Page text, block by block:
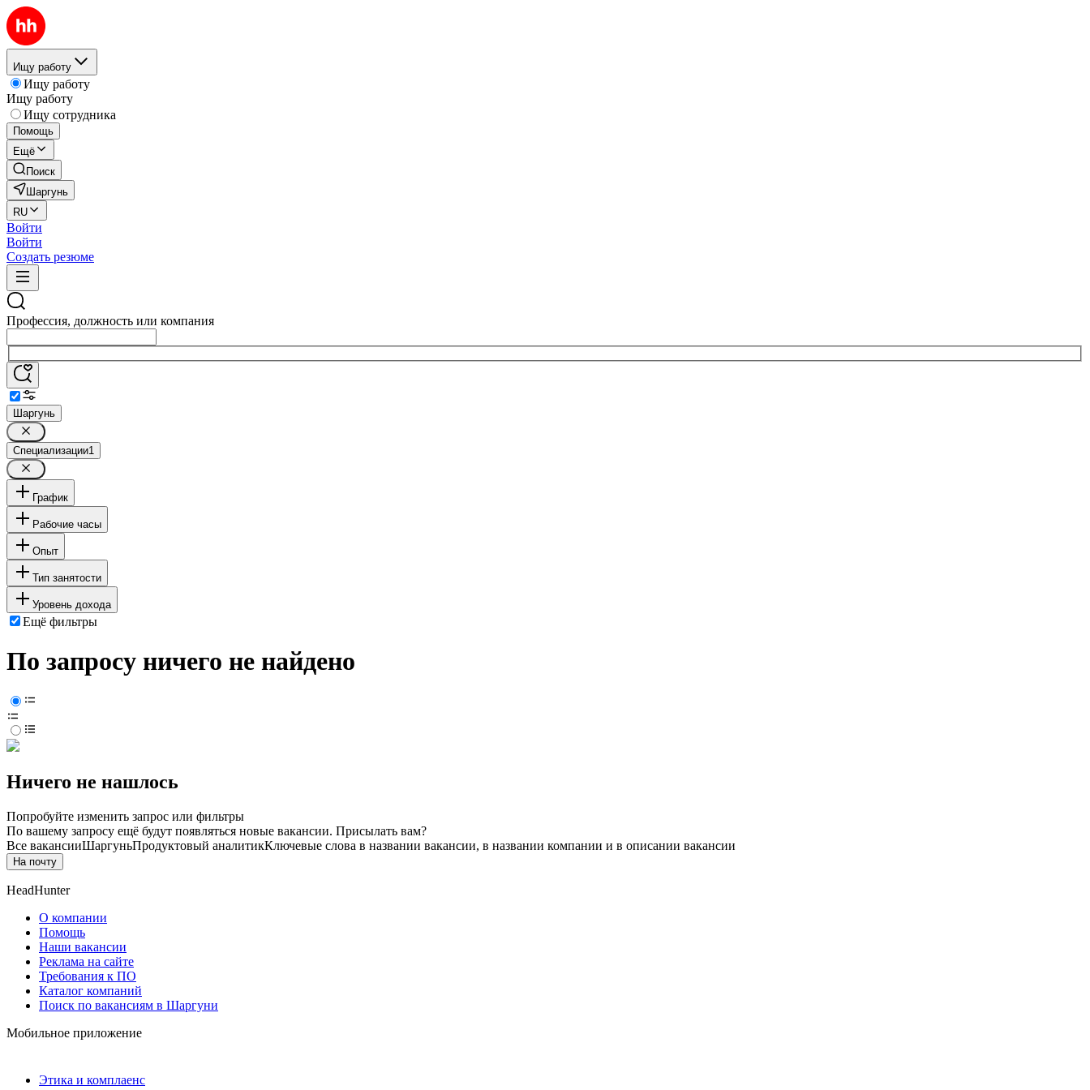
Ищу работу
Ищу работу
Ищу работу
Ищу сотрудника
Помощь
Ещё
Поиск
Шаргунь
RU
Войти
Войти
Создать резюме
Профессия, должность или компания
Шаргунь
Специализации1
График
Рабочие часы
Опыт
Тип занятости
Уровень дохода
Ещё фильтры
По запросу ничего не найдено
Ничего не нашлось
Попробуйте изменить запрос или фильтры
По вашему запросу ещё будут появляться новые вакансии. Присылать вам?
Все вакансииШаргуньПродуктовый аналитикКлючевые слова в названии вакансии, в названии компании и в описании вакансии
На почту
HeadHunter
О компании
Помощь
Наши вакансии
Реклама на сайте
Требования к ПО
Каталог компаний
Поиск по вакансиям в Шаргуни
Мобильное приложение
Этика и комплаенс